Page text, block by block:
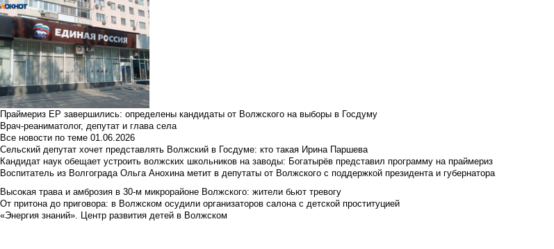
Праймериз ЕР завершились: определены кандидаты от Волжского на выборы в Госдуму
Врач-реаниматолог, депутат и глава села
Все новости по теме 01.06.2026
Сельский депутат хочет представлять Волжский в Госдуме: кто такая Ирина Паршева
Кандидат наук обещает устроить волжских школьников на заводы: Богатырёв представил программу на праймериз
Воспитатель из Волгограда Ольга Анохина метит в депутаты от Волжского с поддержкой президента и губернатора
Высокая трава и амброзия в 30‑м микрорайоне Волжского: жители бьют тревогу
От притона до приговора: в Волжском осудили организаторов салона с детской проституцией
«Энергия знаний». Центр развития детей в Волжском